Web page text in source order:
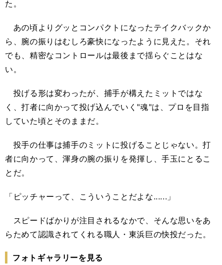
た。
あの頃よりグッとコンパクトになったテイクバックか
ら、腕の振りはむしろ豪快になったように見えた。それ
でも、精密なコントロールは最後まで揺らぐことはな
い。
投げる形は変わったが、捕手が構えたミットではな
く、打者に向かって投げ込んでいく"魂"は、プロを目指
していた頃とそのままだ。
投手の仕事は捕手のミットに投げることじゃない。打
者に向かって、渾身の腕の振りを発揮し、手玉にとるこ
とだ。
「ピッチャーって、こういうことだよな......」
スピードばかりが注目されるなかで、そんな思いをあ
らためて認識されてくれる職人・東浜巨の快投だった。
フォトギャラリーを見る